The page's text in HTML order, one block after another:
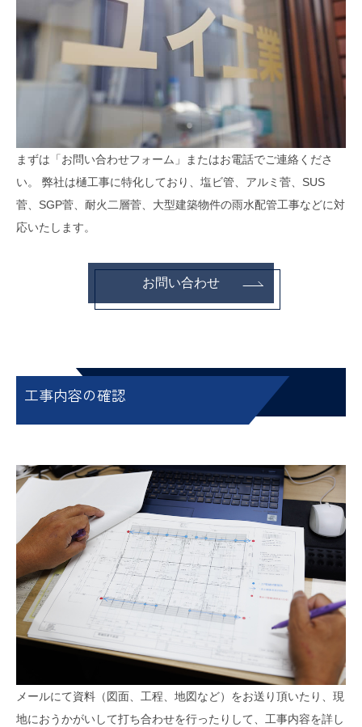
まずは「お問い合わせフォーム」またはお電話でご連絡くださ
い。 弊社は樋工事に特化しており、塩ビ管、アルミ菅、SUS
菅、SGP菅、耐火二層菅、大型建築物件の雨水配管工事などに対
応いたします。
お問い合わせ
工事内容の確認
メールにて資料（図面、工程、地図など）をお送り頂いたり、現
地におうかがいして打ち合わせを行ったりして、工事内容を詳し